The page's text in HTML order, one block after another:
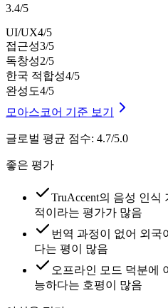
3.4/5
UI/UX4/5
접근성3/5
독창성2/5
한국 적합성4/5
완성도4/5
모아스코어 기준 보기
글로벌 평균 점수: 4.7/5.0
좋은 평가
TruAccent의 음성 인
적이라는 평가가 많음
번역 과정이 없어 외국
다는 평이 많음
오프라인 모드 덕분에
능하다는 호평이 많음